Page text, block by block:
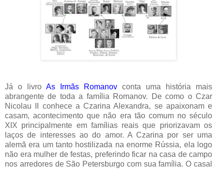
Já o livro As Irmãs Romanov conta uma história mais
abrangente de toda a família Romanov. De como o Czar
Nicolau II conhece a Czarina Alexandra, se apaixonam e
casam, acontecimento que não era tão comum no século
XIX principalmente em famílias reais que priorizavam os
laços de interesses ao do amor. A Czarina por ser uma
alemã era um tanto hostilizada na enorme Rússia, ela logo
não era mulher de festas, preferindo ficar na casa de campo
nos arredores de São Petersburgo com sua família. O casal